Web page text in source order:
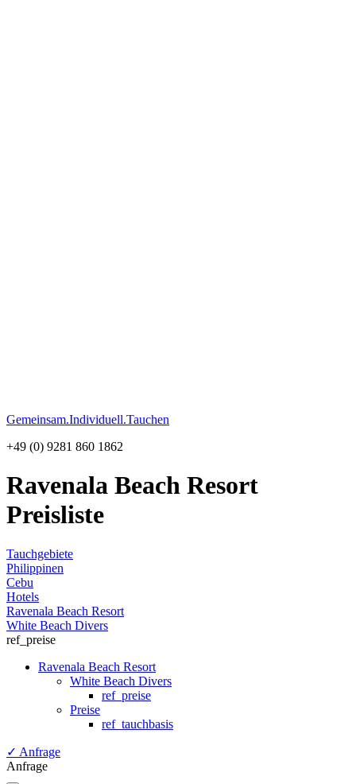
Gemeinsam.Individuell.Tauchen
+49 (0) 9281 860 1862
Ravenala Beach Resort
Preisliste
Tauchgebiete
Philippinen
Cebu
Hotels
Ravenala Beach Resort
White Beach Divers
ref_preise
Ravenala Beach Resort
White Beach Divers
ref_preise
Preise
ref_tauchbasis
✓ Anfrage
Anfrage